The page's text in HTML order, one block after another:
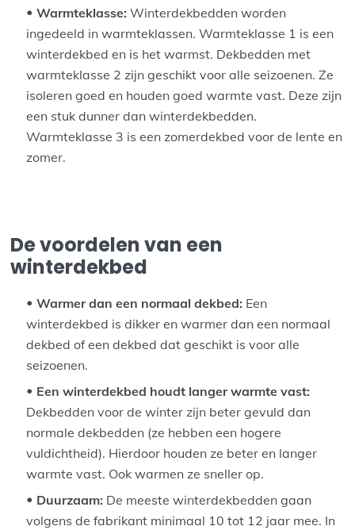
Warmteklasse: Winterdekbedden worden
ingedeeld in warmteklassen. Warmteklasse 1 is een
winterdekbed en is het warmst. Dekbedden met
warmteklasse 2 zijn geschikt voor alle seizoenen. Ze
isoleren goed en houden goed warmte vast. Deze zijn
een stuk dunner dan winterdekbedden.
Warmteklasse 3 is een zomerdekbed voor de lente en
zomer.
De voordelen van een
winterdekbed
Warmer dan een normaal dekbed: Een
winterdekbed is dikker en warmer dan een normaal
dekbed of een dekbed dat geschikt is voor alle
seizoenen.
Een winterdekbed houdt langer warmte vast:
Dekbedden voor de winter zijn beter gevuld dan
normale dekbedden (ze hebben een hogere
vuldichtheid). Hierdoor houden ze beter en langer
warmte vast. Ook warmen ze sneller op.
Duurzaam: De meeste winterdekbedden gaan
volgens de fabrikant minimaal 10 tot 12 jaar mee. In